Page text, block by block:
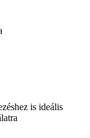
is ideális